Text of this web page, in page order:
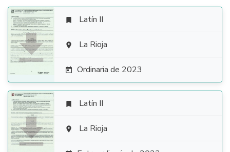

 Latín II
 La Rioja
 Ordinaria de 2023

 Latín II
 La Rioja